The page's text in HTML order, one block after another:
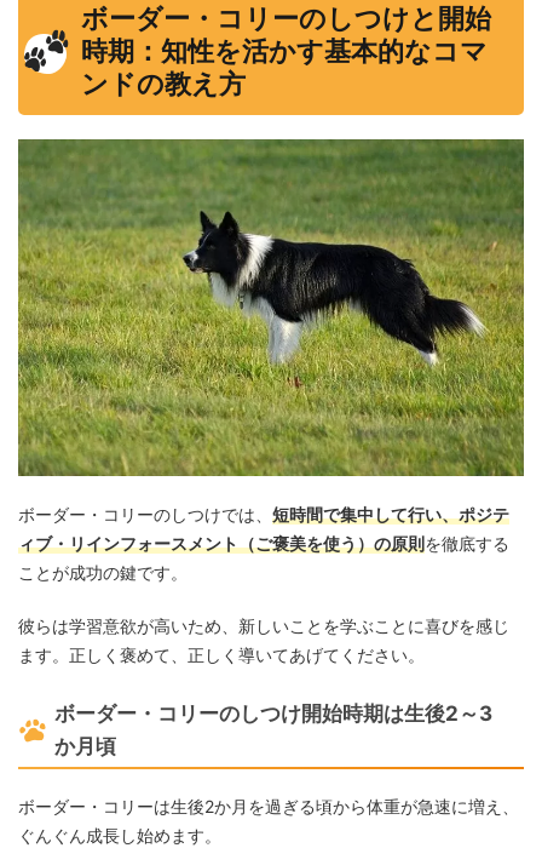
ボーダー・コリーのしつけと開始
時期：知性を活かす基本的なコマ
ンドの教え方
ボーダー・コリーのしつけでは、 短時間で集中して行い、ポジテ
ィブ・リインフォースメント（ご褒美を使う）の原則を徹底する
ことが成功の鍵です。
彼らは学習意欲が高いため、新しいことを学ぶことに喜びを感じ
ます。正しく褒めて、正しく導いてあげてください。
ボーダー・コリーのしつけ開始時期は生後2～3
か月頃
ボーダー・コリーは生後2か月を過ぎる頃から体重が急速に増え、
ぐんぐん成長し始めます。